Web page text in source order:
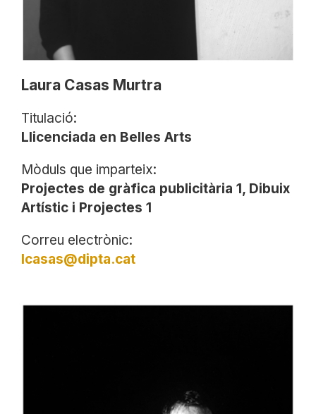
Laura Casas Murtra
Titulació:
Llicenciada en Belles Arts
Mòduls que imparteix:
Projectes de gràfica publicitària 1, Dibuix
Artístic i Projectes 1
Correu electrònic:
lcasas@dipta.cat